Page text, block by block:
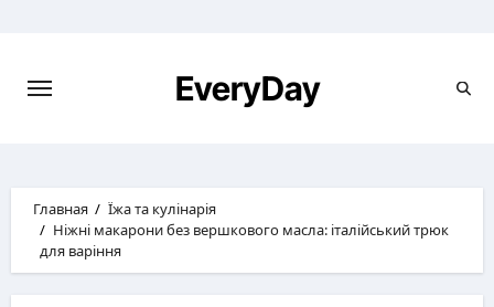
EveryDay
Главная
Їжа та кулінарія
Ніжні макарони без вершкового масла: італійський трюк
для варіння